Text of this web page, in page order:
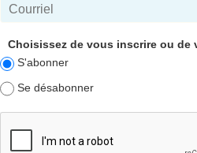
Choisissez de vous inscrire ou de
S'abonner
Se désabonner